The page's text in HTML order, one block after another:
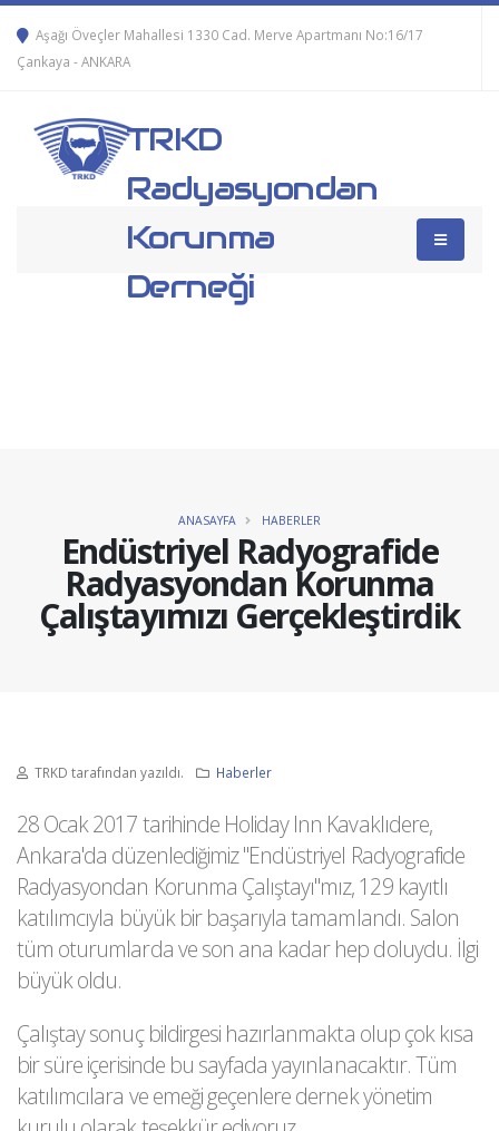
Aşağı Öveçler Mahallesi 1330 Cad. Merve Apartmanı No:16/17
Çankaya - ANKARA
TRKD
Radyasyondan
Korunma
Derneği
Endüstriyel Radyografide
Radyasyondan Korunma
Çalıştayımızı Gerçekleştirdik
ANASAYFA HABERLER
TRKD tarafından yazıldı. Haberler
28 Ocak 2017 tarihinde Holiday Inn Kavaklıdere,
Ankara'da düzenlediğimiz "Endüstriyel Radyografide
Radyasyondan Korunma Çalıştayı"mız, 129 kayıtlı
katılımcıyla büyük bir başarıyla tamamlandı. Salon
tüm oturumlarda ve son ana kadar hep doluydu. İlgi
büyük oldu.
Çalıştay sonuç bildirgesi hazırlanmakta olup çok kısa
bir süre içerisinde bu sayfada yayınlanacaktır. Tüm
katılımcılara ve emeği geçenlere dernek yönetim